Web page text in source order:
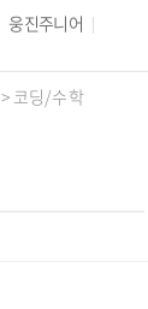
웅진주니어
> 코딩/수학